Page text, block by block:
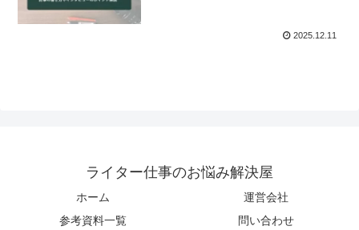
2025.12.11
ライター仕事のお悩み解決屋
ホーム
運営会社
参考資料一覧
問い合わせ